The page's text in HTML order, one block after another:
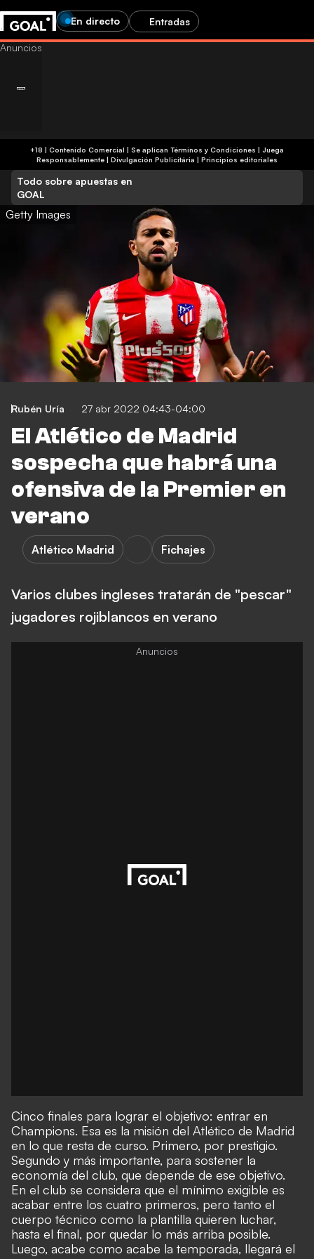
En directo Entradas
+18 | Contenido Comercial | Se aplican Términos y Condiciones | Juega
Responsablemente | Divulgación Publicitária | Principios editoriales
Todo sobre apuestas en
GOAL
Getty Images
Rubén Uría 27 abr 2022 04:43-04:00
El Atlético de Madrid
sospecha que habrá una
ofensiva de la Premier en
verano
Atlético Madrid Fichajes
Varios clubes ingleses tratarán de "pescar"
jugadores rojiblancos en verano
Cinco finales para lograr el objetivo: entrar en
Champions. Esa es la misión del Atlético de Madrid
en lo que resta de curso. Primero, por prestigio.
Segundo y más importante, para sostener la
economía del club, que depende de ese objetivo.
En el club se considera que el mínimo exigible es
acabar entre los cuatro primeros, pero tanto el
cuerpo técnico como la plantilla quieren luchar,
hasta el final, por quedar lo más arriba posible.
Luego, acabe como acabe la temporada, llegará el